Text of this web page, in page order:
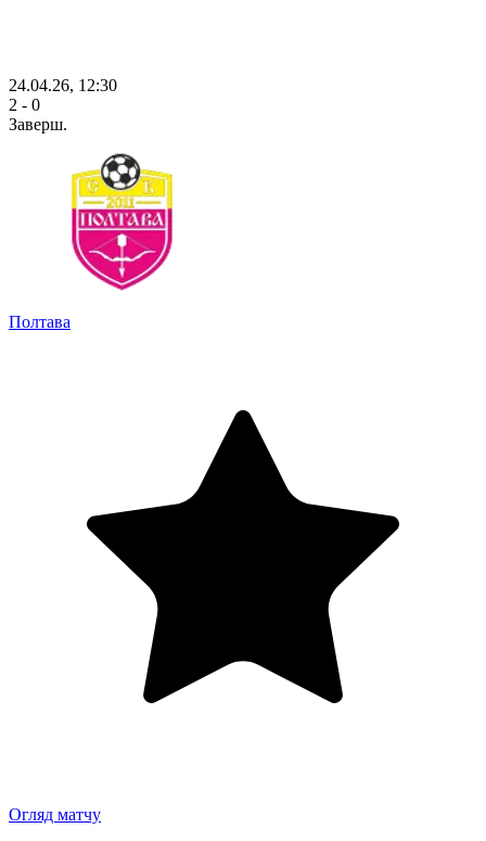
24.04.26, 12:30
2 - 0
Заверш.
Полтава
Огляд матчу